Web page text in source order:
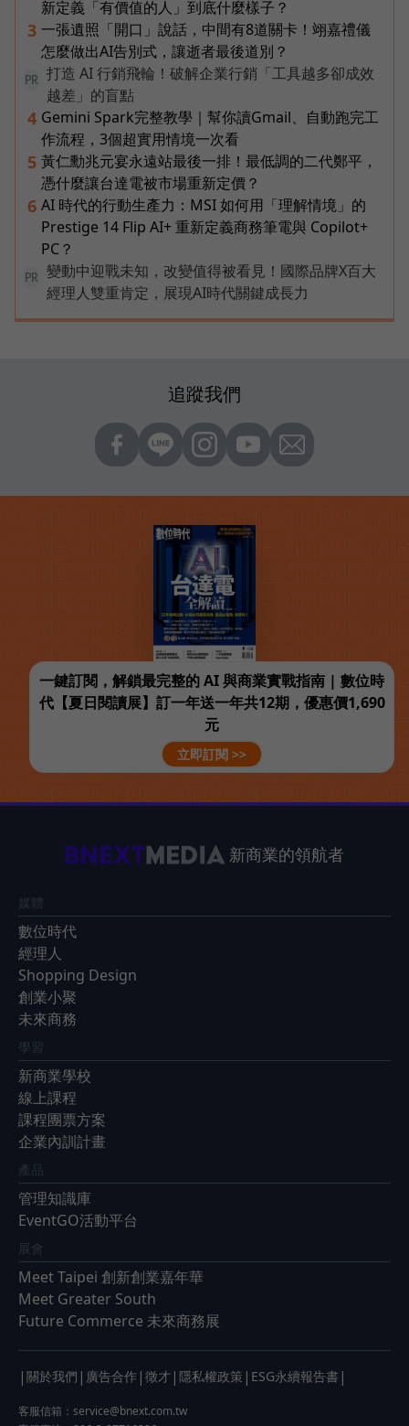
新定義「有價值的人」到底什麼樣子？
3 一張遺照「開口」說話，中間有8道關卡！翊嘉禮儀
怎麼做出AI告別式，讓逝者最後道別？
PR
打造 AI 行銷飛輪！破解企業行銷「工具越多卻成效
越差」的盲點
4 Gemini Spark完整教學｜幫你讀Gmail、自動跑完工
作流程，3個超實用情境一次看
5 黃仁勳兆元宴永遠站最後一排！最低調的二代鄭平，
憑什麼讓台達電被市場重新定價？
6 AI 時代的行動生產力：MSI 如何用「理解情境」的
Prestige 14 Flip AI+ 重新定義商務筆電與 Copilot+
PC？
PR
變動中迎戰未知，改變值得被看見！國際品牌X百大
經理人雙重肯定，展現AI時代關鍵成長力
追蹤我們
一鍵訂閱，解鎖最完整的 AI 與商業實戰指南 | 數位時
代【夏日閱讀展】訂一年送一年共12期，優惠價1,690
元
立即訂閱 >>
新商業的領航者
媒體
數位時代
經理人
Shopping Design
創業小聚
未來商務
學習
新商業學校
線上課程
課程團票方案
企業內訓計畫
產品
管理知識庫
EventGO活動平台
展會
Meet Taipei 創新創業嘉年華
Meet Greater South
Future Commerce 未來商務展
| 關於我們 | 廣告合作 | 徵才 | 隱私權政策 | ESG永續報告書 |
客服信箱： service@bnext.com.tw